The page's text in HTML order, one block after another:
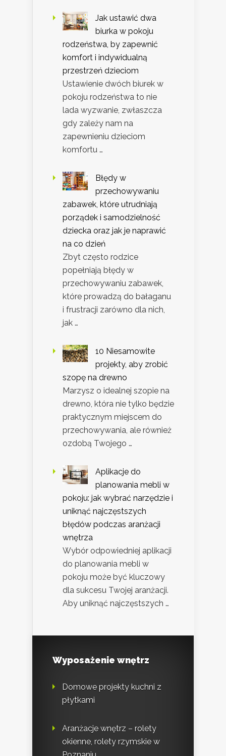
Jak ustawić dwa
biurka w pokoju
rodzeństwa, by zapewnić
komfort i indywidualną
przestrzeń dzieciom
Ustawienie dwóch biurek w
pokoju rodzeństwa to nie
lada wyzwanie, zwłaszcza
gdy zależy nam na
zapewnieniu dzieciom
komfortu …
Błędy w
przechowywaniu
zabawek, które utrudniają
porządek i samodzielność
dziecka oraz jak je naprawić
na co dzień
Zbyt często rodzice
popełniają błędy w
przechowywaniu zabawek,
które prowadzą do bałaganu
i frustracji zarówno dla nich,
jak …
10 Niesamowite
projekty, aby zrobić
szopę na drewno
Marzysz o idealnej szopie na
drewno, która nie tylko będzie
praktycznym miejscem do
przechowywania, ale również
ozdobą Twojego …
Aplikacje do
planowania mebli w
pokoju: jak wybrać narzędzie i
uniknąć najczęstszych
błędów podczas aranżacji
wnętrza
Wybór odpowiedniej aplikacji
do planowania mebli w
pokoju może być kluczowy
dla sukcesu Twojej aranżacji.
Aby uniknąć najczęstszych …
Wyposażenie wnętrz
Domowe projekty kuchni z
płytkami
Aranżacje wnętrz – rolety
okienne, rolety rzymskie w